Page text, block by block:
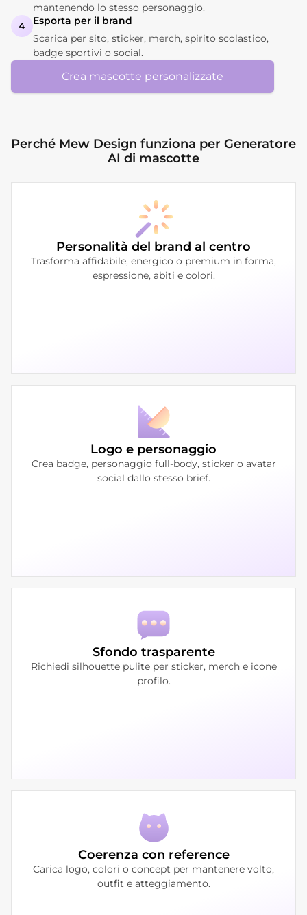
mantenendo lo stesso personaggio.
4
Esporta per il brand
Scarica per sito, sticker, merch, spirito scolastico,
badge sportivi o social.
Crea mascotte personalizzate
Perché Mew Design funziona per Generatore
AI di mascotte
Personalità del brand al centro
Trasforma affidabile, energico o premium in forma,
espressione, abiti e colori.
Logo e personaggio
Crea badge, personaggio full-body, sticker o avatar
social dallo stesso brief.
Sfondo trasparente
Richiedi silhouette pulite per sticker, merch e icone
profilo.
Coerenza con reference
Carica logo, colori o concept per mantenere volto,
outfit e atteggiamento.